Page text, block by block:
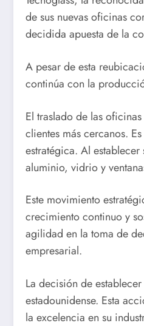
de sus nuevas oficinas
decidida apuesta de la
A pesar de esta
continúa con la
El traslado de las
clientes más cercanos.
estratégica. Al
aluminio, vidrio y
Este movimiento
crecimiento continuo y
agilidad en la toma de
empresarial.
La decisión de
estadounidense. Esta
la excelencia en su